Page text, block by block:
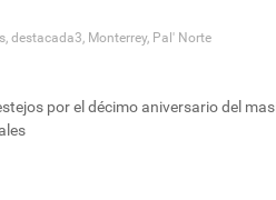
, destacada3, Monterrey, Pal' Norte
por el décimo aniversario del